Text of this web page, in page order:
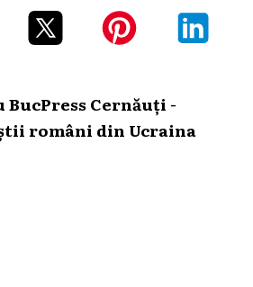
Cernăuți -
români din Ucraina